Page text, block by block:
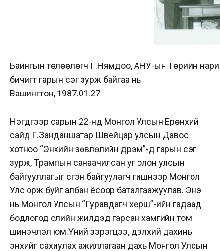
Байнгын төлөөлөгч Г.Нямдоо, АНУ-ын Төрийн
бичигт гарын үсэг зурж байгаа нь
Вашингтон, 1987.01.27
Нэгдүгээр сарын 22-нд Монгол Улсын Ерөнхий
сайд Г.Занданшатар Швейцар улсын Давос
хотноо “Энхийн зөвлөлийн дүрэм”-д гарын үсэг
зурж, Трампын санаачилсан уг олон улсын
байгууллагыг үүсгэн байгуулагч гишүүнээр Монгол
Улс орж буйг албан ёсоор баталгаажуулав. Энэ
нь Монгол Улсын “Гуравдагч хөрш”-ийн гадаад
бодлогод сүүлийн жилүүдэд гарсан хамгийн том
шинэчлэл юм.Үүний зэрэгцээ, дэлхий дахины
энхийг сахиулах ажиллагаан дахь Монгол Улсын